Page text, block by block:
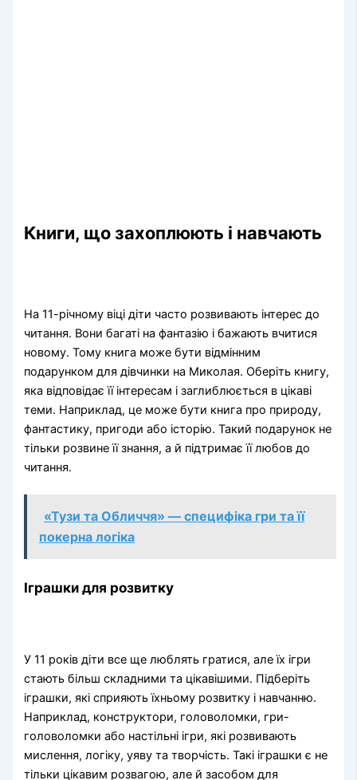
Книги, що захоплюють і навчають
На 11-річному віці діти часто розвивають інтерес до
читання. Вони багаті на фантазію і бажають вчитися
новому. Тому книга може бути відмінним
подарунком для дівчинки на Миколая. Оберіть книгу,
яка відповідає її інтересам і заглиблюється в цікаві
теми. Наприклад, це може бути книга про природу,
фантастику, пригоди або історію. Такий подарунок не
тільки розвине її знання, а й підтримає її любов до
читання.
«Тузи та Обличчя» — специфіка гри та її
покерна логіка
Іграшки для розвитку
У 11 років діти все ще люблять гратися, але їх ігри
стають більш складними та цікавішими. Підберіть
іграшки, які сприяють їхньому розвитку і навчанню.
Наприклад, конструктори, головоломки, гри-
головоломки або настільні ігри, які розвивають
мислення, логіку, уяву та творчість. Такі іграшки є не
тільки цікавим розвагою, але й засобом для